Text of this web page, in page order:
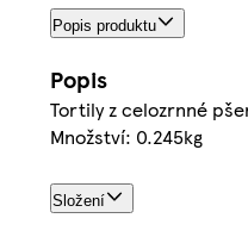
Popis produktu
Popis
Tortily z celozrnné
Množství: 0.245kg
Složení